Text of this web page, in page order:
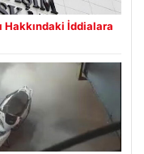
Hakkındaki İddialara